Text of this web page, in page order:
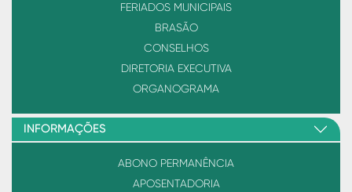
FERIADOS MUNICIPAIS
BRASÃO
CONSELHOS
DIRETORIA EXECUTIVA
ORGANOGRAMA
INFORMAÇÕES
ABONO PERMANÊNCIA
APOSENTADORIA